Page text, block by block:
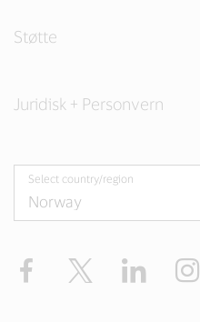
Støtte
Juridisk + Personvern
Select country/region
Facebook Twitter LinkedIn